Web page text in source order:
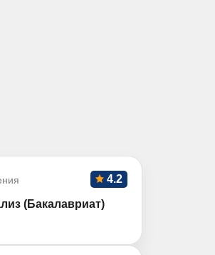
4.2
(Бакалавриат)